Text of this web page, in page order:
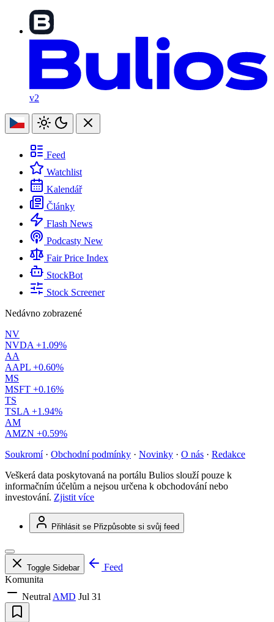
v2
Feed
Watchlist
Kalendář
Články
Flash News
Podcasty New
Fair Price Index
StockBot
Stock Screener
Nedávno zobrazené
NV
NVDA +1.09%
AA
AAPL +0.60%
MS
MSFT +0.16%
TS
TSLA +1.94%
AM
AMZN +0.59%
Soukromí · Obchodní podmínky · Novinky · O nás · Redakce
Veškerá data poskytovaná na portálu Bulios slouží pouze k
informačním účelům a nejsou určena k obchodování nebo
investování. Zjistit více
Přihlásit se Přizpůsobte si svůj feed
Toggle Sidebar
Feed
Komunita
Neutral AMD Jul 31